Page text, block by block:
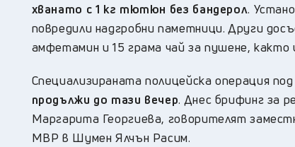
хванато с 1 кг тютюн без бандерол.
повредили надгробни паметници. Други
амфетамин и 15 грама чай за пушене,
Специализираната полицейска операция
продължи до тази вечер. Днес брифинг за
Маргарита Георгиева, говорителят
МВР в Шумен Ялчън Расим.